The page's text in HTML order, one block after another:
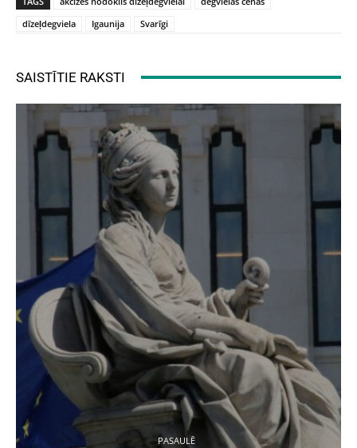
dīzeļdegviela
Igaunija Svarīgi
SAISTĪTIE RAKSTI
PASAULĒ